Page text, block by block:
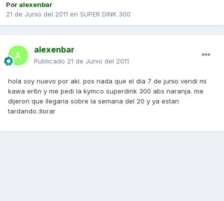
Poralexenbar
21 de Junio del 2011 en SUPER DINK 300
alexenbar
Publicado 21 de Junio del 2011
hola soy nuevo por aki. pos nada que el dia 7 de junio vendi mi
kawa er6n y me pedi la kymco superdink 300 abs naranja. me
dijeron que llegaria sobre la semana del 20 y ya estan
tardando.:llorar